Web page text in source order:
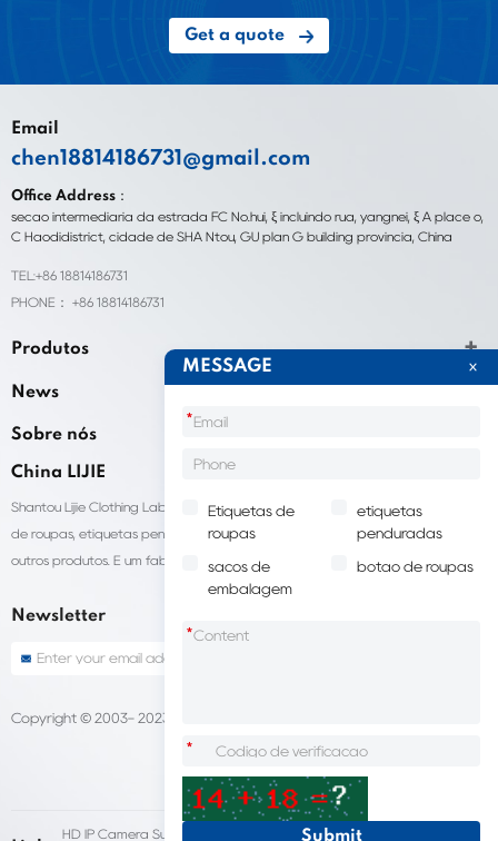
Get a quote
Email
chen18814186731@gmail.com
Office Address：
seção intermediária da estrada FC No.hui, ξ incluindo rua, yangnei, ξ A place o,
C Haodidistrict, cidade de SHA Ntou, GU plan G building província, China
TEL:+86 18814186731
PHONE： +86 18814186731
Produtos
News
Sobre nós
China LIJIE
Shantou Lijie Clothing Labels fornece serviços personalizados para etiquetas
de roupas, etiquetas penduradas, sacolas para embalagens de roupas e
outros produtos. É um fabricante líder de acessórios de vestuário na China.
Newsletter
Copyright © 2003- 2023 China LIJIE Etiquetas de roupas
HD IP Camera Supplier Fleet Dash Cam
MESSAGE
*
Etiquetas de
roupas
etiquetas
penduradas
sacos de
embalagem
botão de roupas
*
*